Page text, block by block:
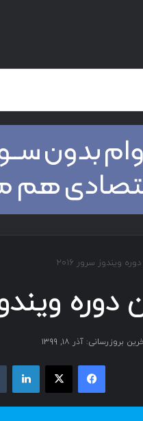
ویندوز سرور ۲۰۱۶
دوره ویندوز
بروزرسانی: آذر ۱۸, ۱۳۹۹